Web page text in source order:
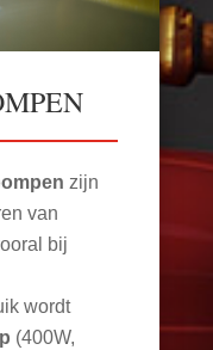
zijn
van
bij
wordt
(400W,